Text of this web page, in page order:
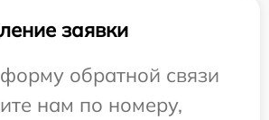
заявки
обратной связи
нам по номеру,